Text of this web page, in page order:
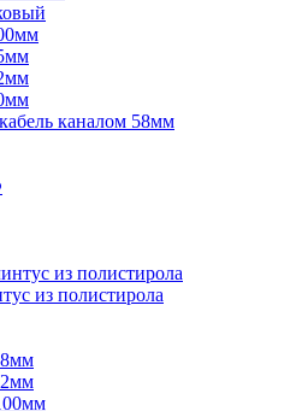
каналом 58мм
из полистирола